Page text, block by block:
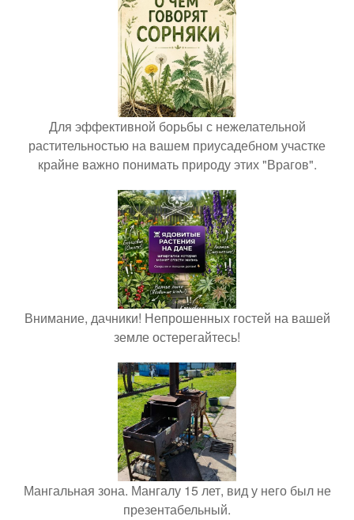
Для эффективной борьбы с нежелательной
растительностью на вашем приусадебном участке
крайне важно понимать природу этих "Врагов".
Внимание, дачники! Непрошенных гостей на вашей
земле остерегайтесь!
Мангальная зона. Мангалу 15 лет, вид у него был не
презентабельный.